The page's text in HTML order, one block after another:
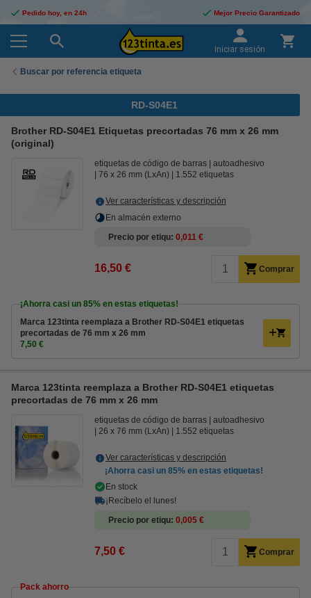
Pedido hoy, en 24h Mejor Precio Garantizado
Iniciar sesión
Buscar por referencia etiqueta
RD-S04E1
Brother RD-S04E1 Etiquetas precortadas 76 mm x 26 mm
(original)
etiquetas de código de barras
autoadhesivo
76 x 26 mm (LxAn)
1.552 etiquetas
Ver características y descripción
En almacén externo
Precio por etiqu 0,011 €
16,50 € Comprar
¡Ahorra casi un 85% en estas etiquetas!
Marca 123tinta reemplaza a Brother RD-S04E1 etiquetas
precortadas de 76 mm x 26 mm
7,50 €
Marca 123tinta reemplaza a Brother RD-S04E1 etiquetas
precortadas de 76 mm x 26 mm
etiquetas de código de barras
autoadhesivo
26 x 76 mm (LxAn)
1.552 etiquetas
Ver características y descripción
¡Ahorra casi un 85% en estas etiquetas!
En stock
¡Recíbelo el lunes!
Precio por etiqu 0,005 €
7,50 € Comprar
Pack ahorro